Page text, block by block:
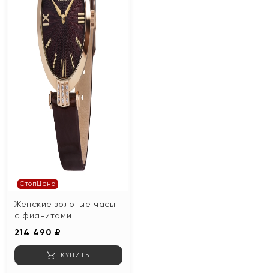
СтопЦена
Женские золотые часы
с фианитами
214 490 ₽
КУПИТЬ